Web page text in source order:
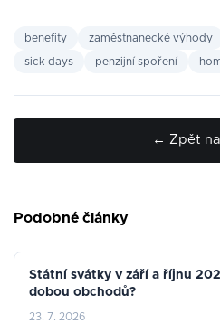
benefity zaměstnanecké výhody
sick days penzijní spoření
← Zpět
Podobné články
Státní svátky v září a říjnu
dobou obchodů?
23. 7. 2026